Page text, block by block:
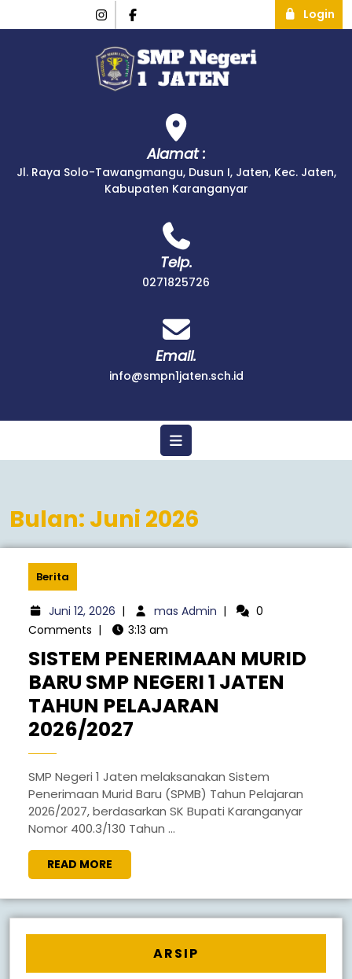
Login
Alamat :
Jl. Raya Solo-Tawangmangu, Dusun I, Jaten, Kec. Jaten,
Kabupaten Karanganyar
Telp.
0271825726
Email.
info@smpn1jaten.sch.id
Bulan: Juni 2026
Berita
Juni 12, 2026 | mas Admin |
0
Comments | 3:13 am
SISTEM PENERIMAAN MURID
BARU SMP NEGERI 1 JATEN
TAHUN PELAJARAN
2026/2027
SMP Negeri 1 Jaten melaksanakan Sistem
Penerimaan Murid Baru (SPMB) Tahun Pelajaran
2026/2027, berdasarkan SK Bupati Karanganyar
Nomor 400.3/130 Tahun ...
READ MORE
ARSIP